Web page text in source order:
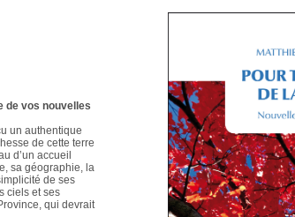
de vos nouvelles
un authentique
de cette terre
d’un accueil
sa géographie, la
de ses
ciels et ses
qui devrait